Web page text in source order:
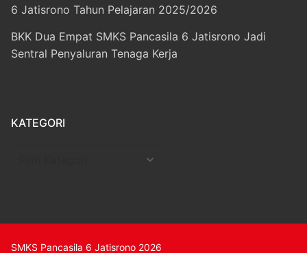
6 Jatisrono Tahun Pelajaran 2025/2026
BKK Dua Empat SMKS Pancasila 6 Jatisrono Jadi
Sentral Penyaluran Tenaga Kerja
KATEGORI
SMKS Pancasila 6 Jatisrono 2026